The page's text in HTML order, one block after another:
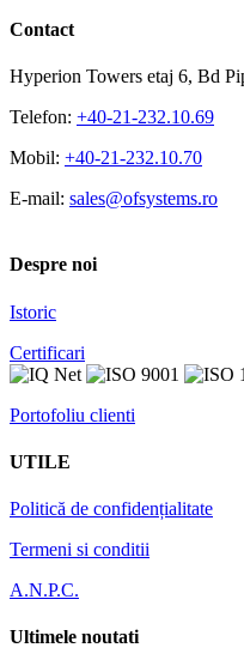
Contact
Hyperion Towers etaj 6, Bd
Telefon: +40-21-232.10.69
Mobil: +40-21-232.10.70
E-mail: sales@ofsystems.ro
Despre noi
Istoric
Certificari
Portofoliu clienti
UTILE
Politică de confidențialitate
Termeni si conditii
A.N.P.C.
Ultimele noutati